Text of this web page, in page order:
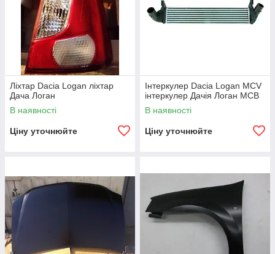
Ліхтар Dacia Logan ліхтар
Дача Логан
В наявності
Ціну уточнюйте
Інтеркулер Dacia Logan MCV
інтеркулер Дачія Логан МСВ
В наявності
Ціну уточнюйте